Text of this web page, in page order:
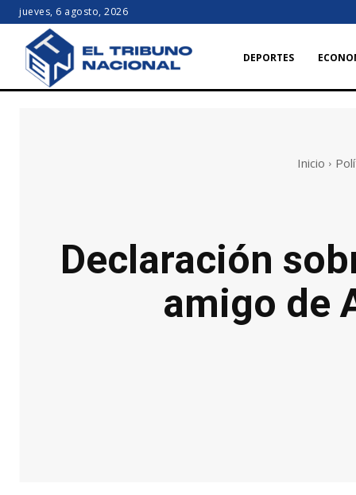
jueves, 6 agosto, 2026
DEPORTES
Inicio
Declaración
amigo de